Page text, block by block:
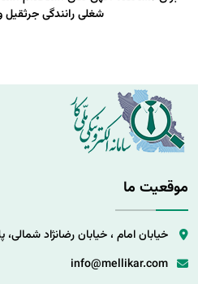
شغلی رانندگی
موقعیت ما
خیابان امام ، خیابان رضانژاد شمالی، پلاک 4، طبقه
info@mellikar.com